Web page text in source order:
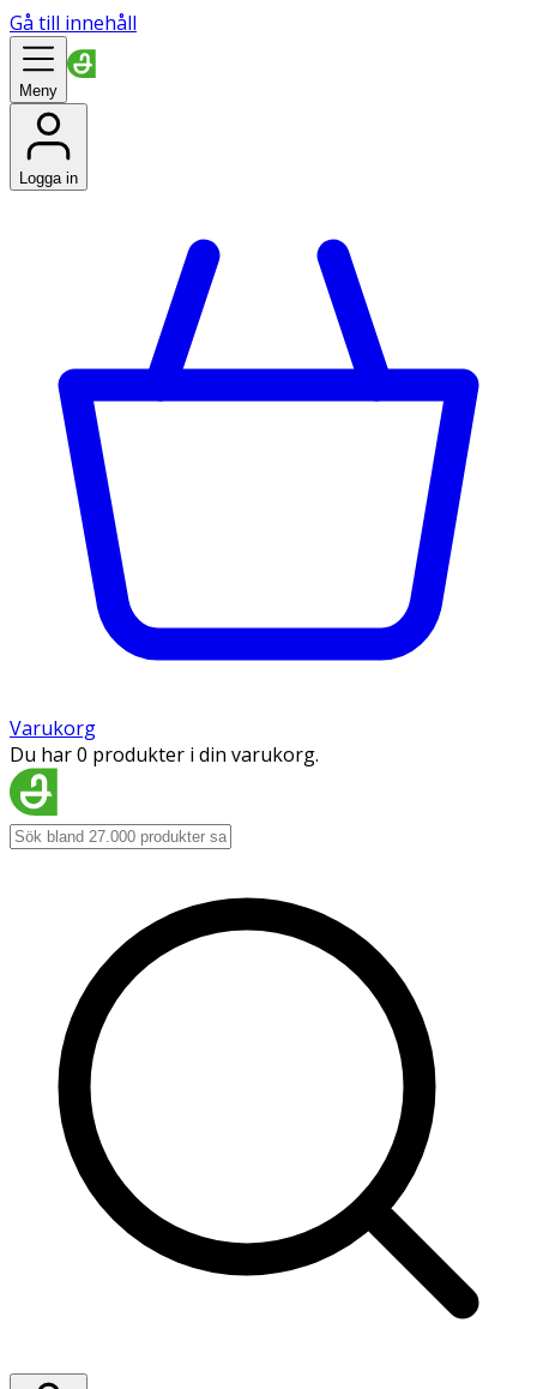
Gå till innehåll
Meny
Logga in
Varukorg
Du har 0 produkter i din varukorg.